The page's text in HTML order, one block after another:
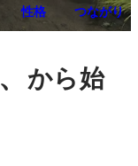
性格 つながり
、 から始